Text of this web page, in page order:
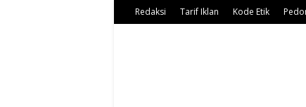
Redaksi Tarif Iklan Kode Etik